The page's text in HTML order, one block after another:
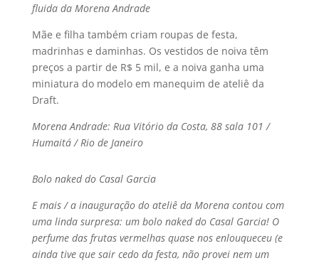
fluida da Morena Andrade
Mãe e filha também criam roupas de festa,
madrinhas e daminhas. Os vestidos de noiva têm
preços a partir de R$ 5 mil, e a noiva ganha uma
miniatura do modelo em manequim de ateliê da
Draft.
Morena Andrade: Rua Vitório da Costa, 88 sala 101 /
Humaitá / Rio de Janeiro
Bolo naked do Casal Garcia
E mais / a inauguração do ateliê da Morena contou com
uma linda surpresa: um bolo naked do Casal Garcia! O
perfume das frutas vermelhas quase nos enlouqueceu (e
ainda tive que sair cedo da festa, não provei nem um